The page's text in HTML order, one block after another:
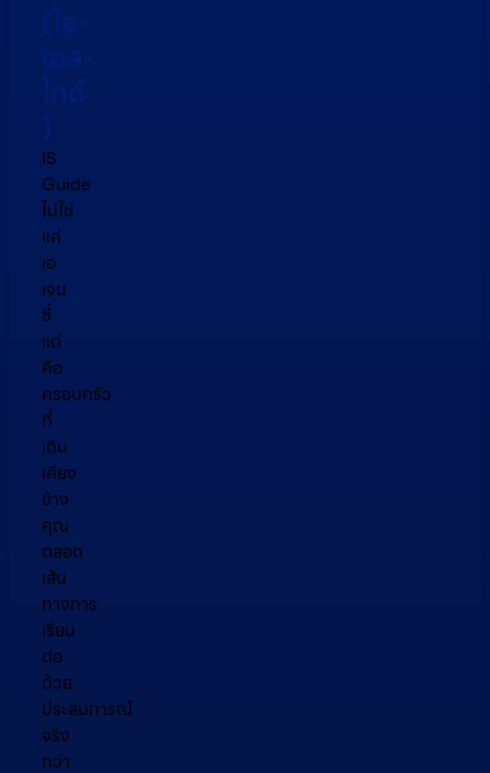
(ไอ-
เอส-
ไกด์​
)
IS
Guide
ไม่ใช่
แค่
เอ
เจน
ซี่
แต่
คือ
ครอบครัว
ที่
เดิน
เคียง
ข้าง
คุณ
ตลอด
เส้น
ทางการ
เรียน
ต่อ
ด้วย
ประสบการณ์
จริง
กว่า